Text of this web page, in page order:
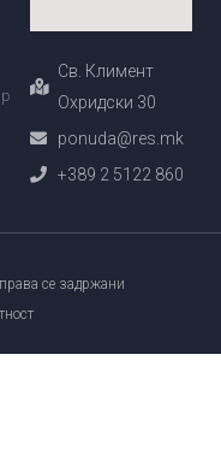
Св. Климент
Охридски 30
ponuda@res.mk
+389 2 5122 860
се задржани